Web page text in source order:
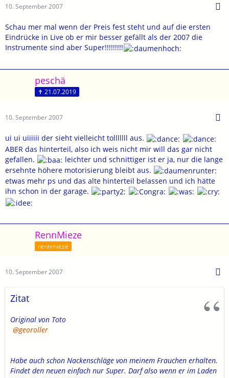
10. September 2007
Schau mer mal wenn der Preis fest steht und auf die ersten
Eindrücke in Live ob er mir besser gefällt als der 2007 die
Instrumente sind aber Super!!!!!!!!!
peschä
✝ 21.07.2019
10. September 2007
ui ui uiiiiii der sieht vielleicht tolllllll aus.
ABER das hinterteil, also ich weis nicht mir will das gar nicht
gefallen.
leichter und schnittiger ist er ja, nur die lange
ersehnte höhere motorisierung bleibt aus.
etwas mehr ps und das alte hinterteil belassen und ich hätte
ihn schon in der garage.
RennMieze
rennmieze
10. September 2007
Zitat
Original von Toto
georoller
Habe auch schon Nackenschläge von meinem Frauchen erhalten.
Findet den neuen einfach nur Super. Darf also wenn er im Laden